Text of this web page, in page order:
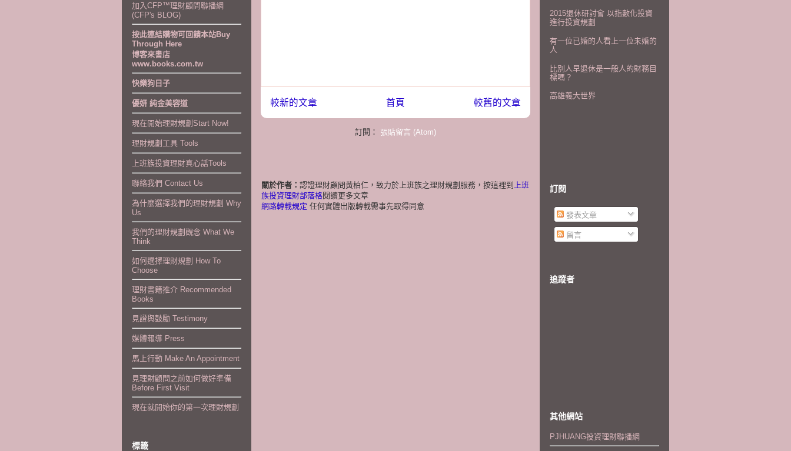
較新的文章 較舊的文章
首頁
訂閱： 張貼留言 (Atom)
關於作者： 認證理財顧問黃柏仁，致力於上班族之理財規劃服務，按這裡到 上班
族投資理財部落格閱讀更多文章
網路轉載規定 任何實體出版轉載需事先取得同意
加入CFP™理財顧問聯播網
(CFP's BLOG)
按此連結購物可回饋本站Buy
Through Here
博客來書店
www.books.com.tw
快樂狗日子
優妍 純金美容道
現在開始理財規劃Start Now!
理財規劃工具 Tools
上班族投資理財真心話Tools
聯絡我們 Contact Us
為什麼選擇我們的理財規劃 Why
Us
我們的理財規劃觀念 What We
Think
如何選擇理財規劃 How To
Choose
理財書籍推介 Recommended
Books
見證與鼓勵 Testimony
媒體報導 Press
馬上行動 Make An Appointment
見理財顧問之前如何做好準備
Before First Visit
現在就開始你的第一次理財規劃
標籤
2015退休研討會 以指數化投資
進行投資規劃
有一位已婚的人看上一位未婚的
人
比別人早退休是一般人的財務目
標嗎？
高雄義大世界
訂閱
發表文章
留言
追蹤者
其他網站
PJHUANG投資理財聯播網